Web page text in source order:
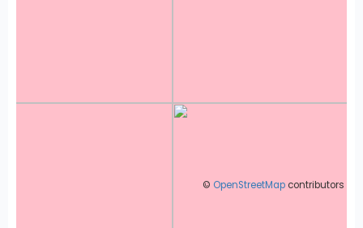
© OpenStreetMap contributors